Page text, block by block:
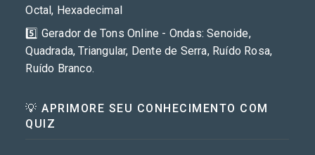
Octal, Hexadecimal
5️⃣ Gerador de Tons Online - Ondas: Senoide,
Quadrada, Triangular, Dente de Serra, Ruído Rosa,
Ruído Branco.
💡 APRIMORE SEU CONHECIMENTO COM
QUIZ